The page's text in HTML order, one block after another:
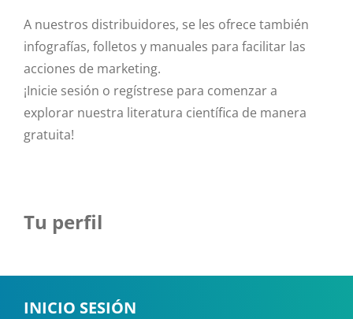
A nuestros distribuidores, se les ofrece también
infografías, folletos y manuales para facilitar las
acciones de marketing.
¡Inicie sesión o regístrese para comenzar a
explorar nuestra literatura científica de manera
gratuita!
Tu perfil
INICIO SESIÓN